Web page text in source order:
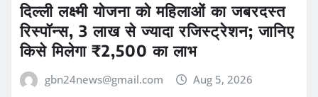
दिल्ली लक्ष्मी योजना को महिलाओं का जबरदस्त
रिस्पॉन्स, 3 लाख से ज्यादा रजिस्ट्रेशन; जानिए
किसे मिलेगा ₹2,500 का लाभ
gbn24news@gmail.com Aug 5, 2026